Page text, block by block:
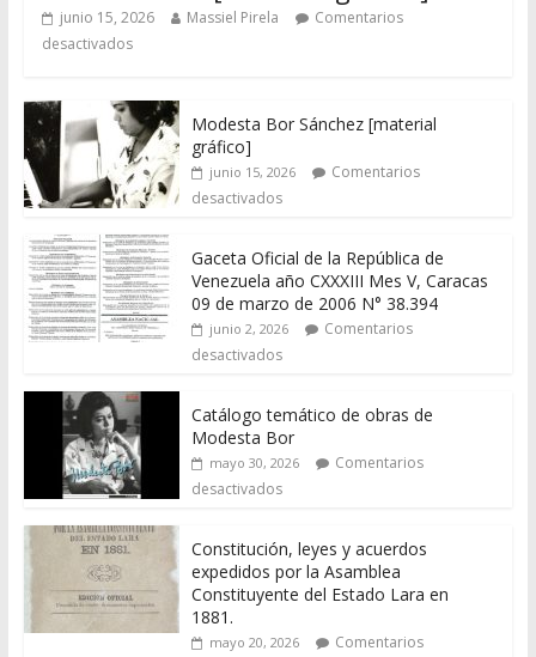
junio 15, 2026 Massiel Pirela
Comentarios
desactivados
Modesta Bor Sánchez [material
gráfico]
junio 15, 2026
Comentarios
desactivados
Gaceta Oficial de la República de
Venezuela año CXXXIII Mes V, Caracas
09 de marzo de 2006 N° 38.394
junio 2, 2026
Comentarios
desactivados
Catálogo temático de obras de
Modesta Bor
mayo 30, 2026
Comentarios
desactivados
Constitución, leyes y acuerdos
expedidos por la Asamblea
Constituyente del Estado Lara en
1881.
mayo 20, 2026
Comentarios